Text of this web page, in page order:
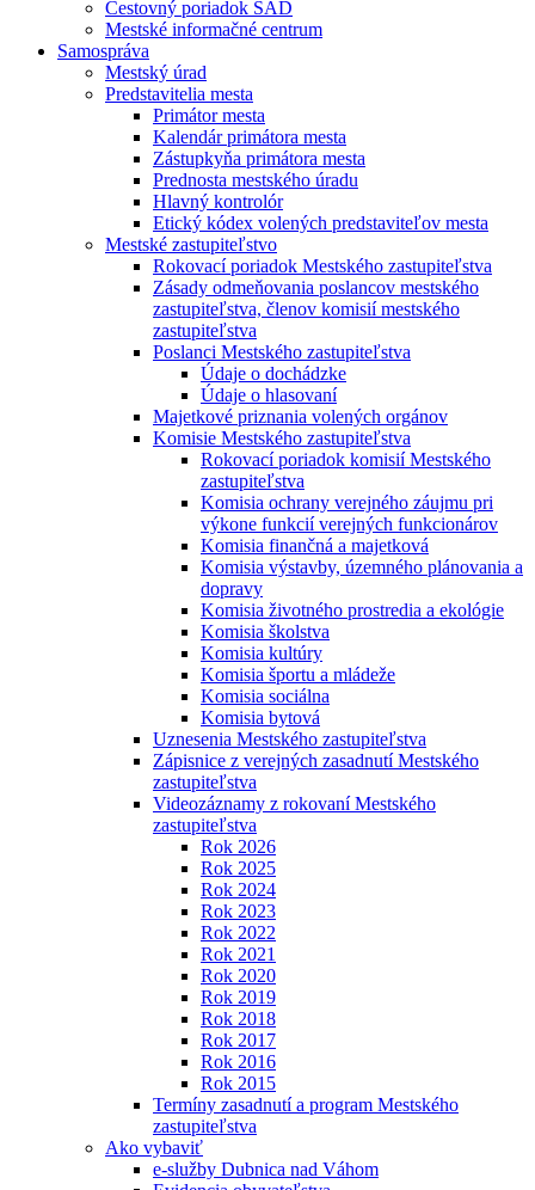
Cestovný poriadok SAD
Mestské informačné centrum
Samospráva
Mestský úrad
Predstavitelia mesta
Primátor mesta
Kalendár primátora mesta
Zástupkyňa primátora mesta
Prednosta mestského úradu
Hlavný kontrolór
Etický kódex volených predstaviteľov mesta
Mestské zastupiteľstvo
Rokovací poriadok Mestského zastupiteľstva
Zásady odmeňovania poslancov mestského
zastupiteľstva, členov komisií mestského
zastupiteľstva
Poslanci Mestského zastupiteľstva
Údaje o dochádzke
Údaje o hlasovaní
Majetkové priznania volených orgánov
Komisie Mestského zastupiteľstva
Rokovací poriadok komisií Mestského
zastupiteľstva
Komisia ochrany verejného záujmu pri
výkone funkcií verejných funkcionárov
Komisia finančná a majetková
Komisia výstavby, územného plánovania a
dopravy
Komisia životného prostredia a ekológie
Komisia školstva
Komisia kultúry
Komisia športu a mládeže
Komisia sociálna
Komisia bytová
Uznesenia Mestského zastupiteľstva
Zápisnice z verejných zasadnutí Mestského
zastupiteľstva
Videozáznamy z rokovaní Mestského
zastupiteľstva
Rok 2026
Rok 2025
Rok 2024
Rok 2023
Rok 2022
Rok 2021
Rok 2020
Rok 2019
Rok 2018
Rok 2017
Rok 2016
Rok 2015
Termíny zasadnutí a program Mestského
zastupiteľstva
Ako vybaviť
e-služby Dubnica nad Váhom